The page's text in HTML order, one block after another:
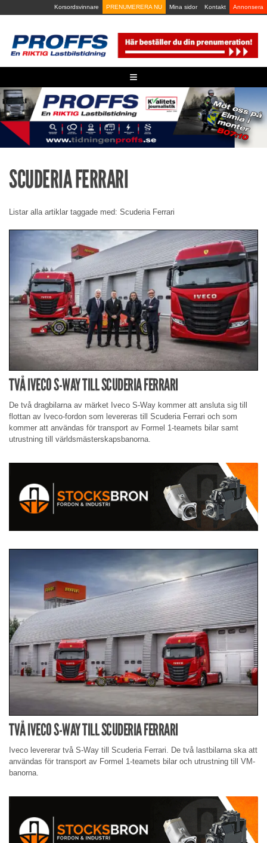
to
Korsordsvinnare PRENUMERERA NU Mina sidor Kontakt Annonsera
≡
SCUDERIA FERRARI
Listar alla artiklar taggade med: Scuderia Ferrari
TVÅ IVECO S-WAY TILL SCUDERIA FERRARI
De två dragbilarna av märket Iveco S-Way kommer att ansluta sig till
flottan av Iveco-fordon som levereras till Scuderia Ferrari och som
kommer att användas för transport av Formel 1-teamets bilar samt
utrustning till världsmästerskapsbanorna.
TVÅ IVECO S-WAY TILL SCUDERIA FERRARI
Iveco levererar två S-Way till Scuderia Ferrari. De två lastbilarna ska att
användas för transport av Formel 1-teamets bilar och utrustning till VM-
banorna.